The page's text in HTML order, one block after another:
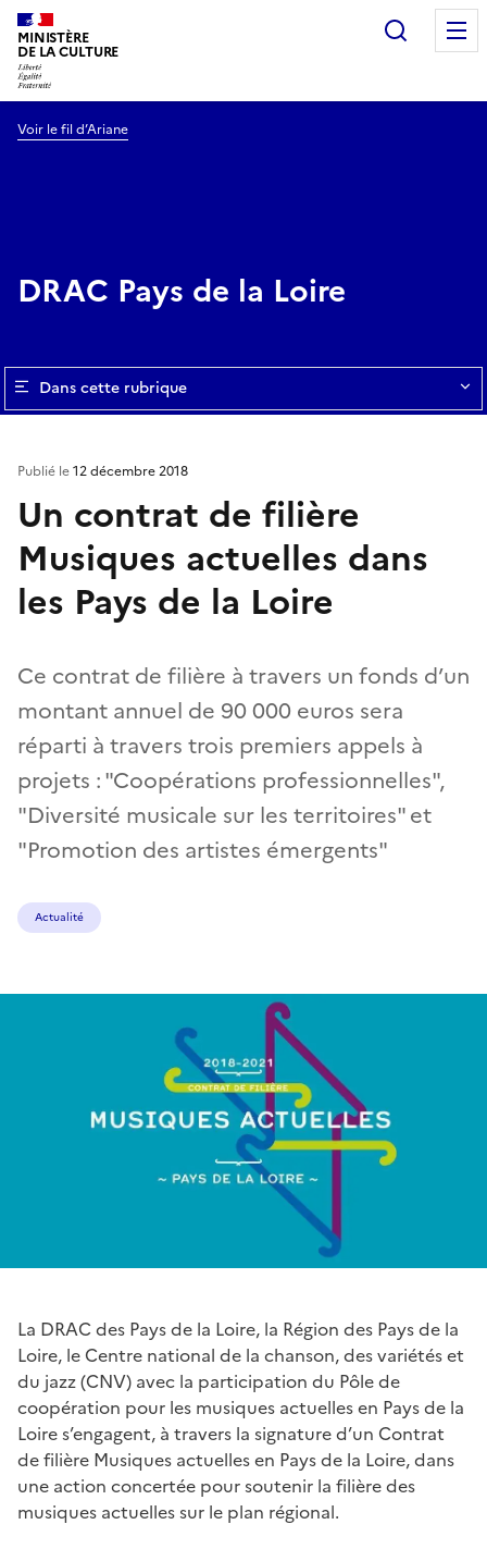
MINISTÈRE
DE LA CULTURE
Voir le fil d’Ariane
DRAC Pays de la Loire
Dans cette rubrique
Un contrat de filière
Musiques actuelles dans
les Pays de la Loire
Ce contrat de filière à travers un fonds d’un
montant annuel de 90 000 euros sera
réparti à travers trois premiers appels à
projets : "Coopérations professionnelles",
"Diversité musicale sur les territoires" et
"Promotion des artistes émergents"
Publié le12 décembre 2018
Actualité
La DRAC des Pays de la Loire, la Région des Pays de la
Loire, le Centre national de la chanson, des variétés et
du jazz (CNV) avec la participation du Pôle de
coopération pour les musiques actuelles en Pays de la
Loire s’engagent, à travers la signature d’un Contrat
de filière Musiques actuelles en Pays de la Loire, dans
une action concertée pour soutenir la filière des
musiques actuelles sur le plan régional.